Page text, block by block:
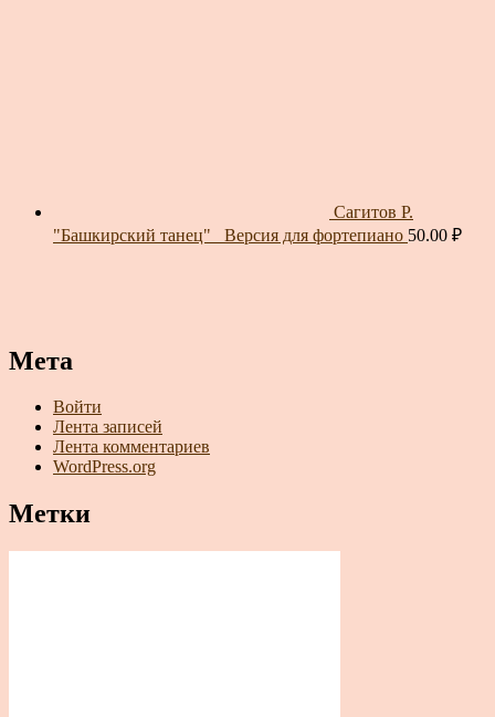
Сагитов Р.
"Башкирский танец"_ Версия для фортепиано 50.00 ₽
Мета
Войти
Лента записей
Лента комментариев
WordPress.org
Метки